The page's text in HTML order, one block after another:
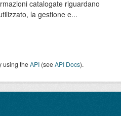
catalogate riguardano
la gestione e...
using theAPI (seeAPI Docs).